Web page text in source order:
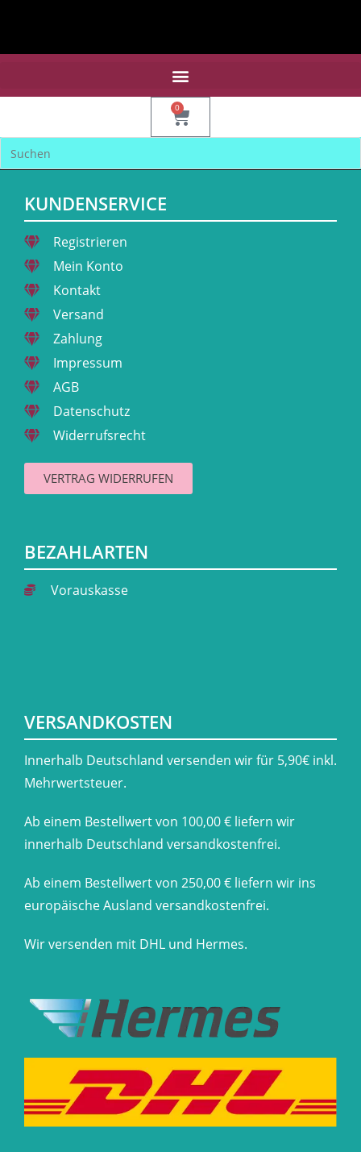
0
KUNDENSERVICE
Registrieren
Mein Konto
Kontakt
Versand
Zahlung
Impressum
AGB
Datenschutz
Widerrufsrecht
VERTRAG WIDERRUFEN
BEZAHLARTEN
Vorauskasse
VERSANDKOSTEN
​Innerhalb Deutschland versenden wir für 5,90€ inkl.
Mehrwertsteuer.
Ab einem Bestellwert von 100,00 € liefern wir
innerhalb Deutschland versandkostenfrei.
Ab einem Bestellwert von 250,00 € liefern wir ins
europäische Ausland versandkostenfrei.
Wir versenden mit DHL und Hermes.